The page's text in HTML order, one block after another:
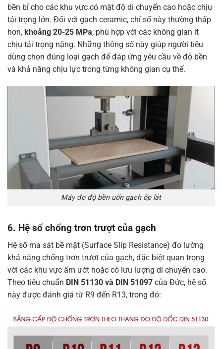
bền bỉ cho các khu vực có mật độ di chuyển cao hoặc chịu
tải trọng lớn. Đối với gạch ceramic, chỉ số này thường thấp
hơn, khoảng 20-25 MPa, phù hợp với các không gian ít
chịu tải trọng nặng. Những thông số này giúp người tiêu
dùng chọn đúng loại gạch để đáp ứng yêu cầu về độ bền
và khả năng chịu lực trong từng không gian cụ thể.
Máy đo độ bền uốn gạch ốp lát
6. Hệ số chống trơn trượt của gạch
Hệ số ma sát bề mặt (Surface Slip Resistance) đo lường
khả năng chống trơn trượt của gạch, đặc biệt quan trọng
với các khu vực ẩm ướt hoặc có lưu lượng di chuyển cao.
Theo tiêu chuẩn DIN 51130 và DIN 51097 của Đức, hệ số
này được đánh giá từ R9 đến R13, trong đó: